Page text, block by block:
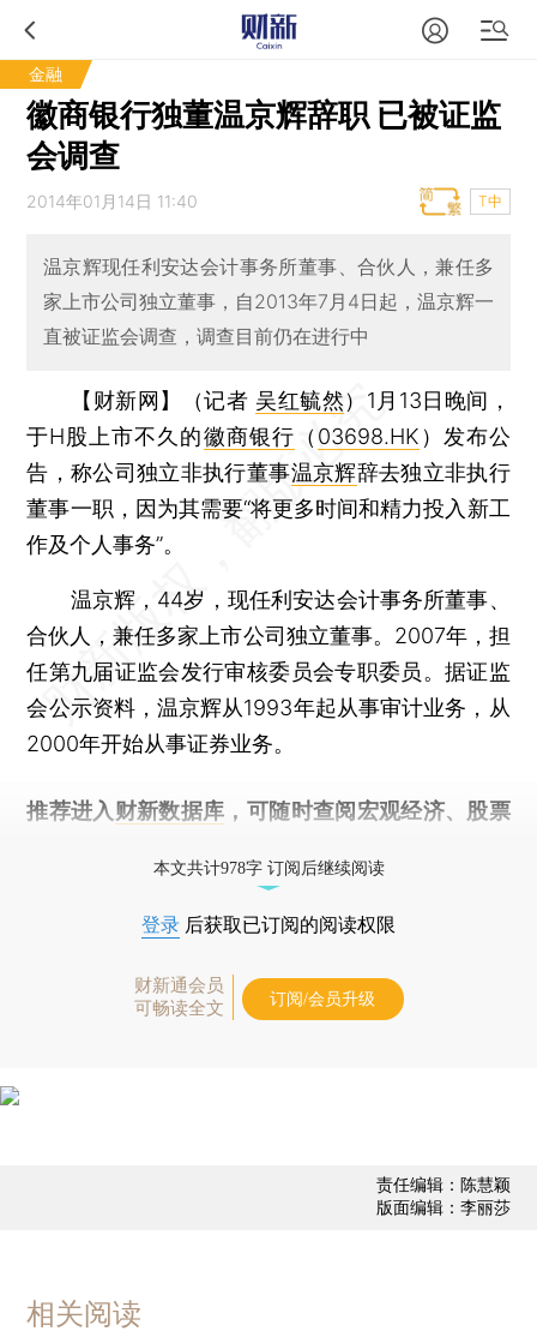
金融
徽商银行独董温京辉辞职 已被证监
会调查
2014年01月14日 11:40 T中
温京辉现任利安达会计事务所董事、合伙人，兼任多
家上市公司独立董事，自2013年7月4日起，温京辉一
直被证监会调查，调查目前仍在进行中
【财新网】（记者 吴红毓然） 1月13日晚间，
于H股上市不久的徽商银行 （ 03698.HK ）发布公
告，称公司独立非执行董事温京辉辞去独立非执行
董事一职，因为其需要“将更多时间和精力投入新工
作及个人事务”。
温京辉，44岁，现任利安达会计事务所董事、
合伙人，兼任多家上市公司独立董事。2007年，担
任第九届证监会发行审核委员会专职委员。据证监
会公示资料，温京辉从1993年起从事审计业务，从
2000年开始从事证券业务。
推荐进入 财新数据库 ，可随时查阅宏观经济、股票
本文共计978字 订阅后继续阅读
登录 后获取已订阅的阅读权限
财新通会员
可畅读全文
订阅/会员升级
责任编辑：陈慧颖
版面编辑：李丽莎
相关阅读